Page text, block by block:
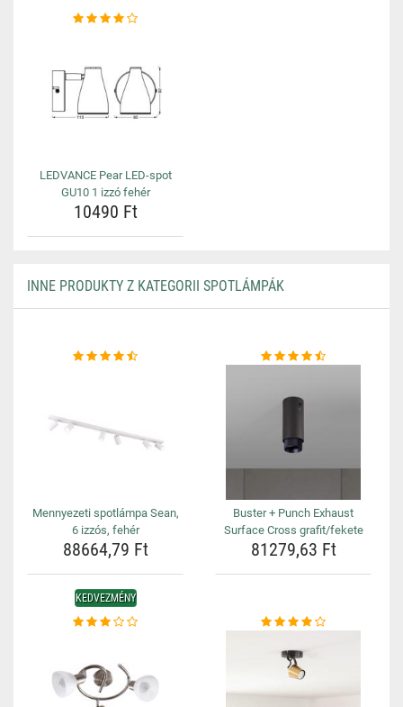
LEDVANCE Pear LED-spot
GU10 1 izzó fehér
10490 Ft
INNE PRODUKTY Z KATEGORII SPOTLÁMPÁK
Mennyezeti spotlámpa Sean,
6 izzós, fehér
88664,79 Ft
Buster + Punch Exhaust
Surface Cross grafit/fekete
81279,63 Ft
KEDVEZMÉNY